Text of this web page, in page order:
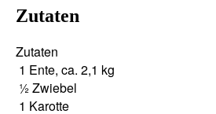
Zutaten
Zuta­ten
1 Ente, ca. 2,1 kg
½Zwie­bel
1 Karot­te